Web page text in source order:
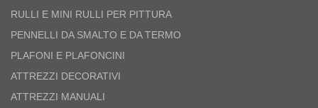
RULLI E MINI RULLI PER PITTURA
PENNELLI DA SMALTO E DA TERMO
PLAFONI E PLAFONCINI
ATTREZZI DECORATIVI
ATTREZZI MANUALI